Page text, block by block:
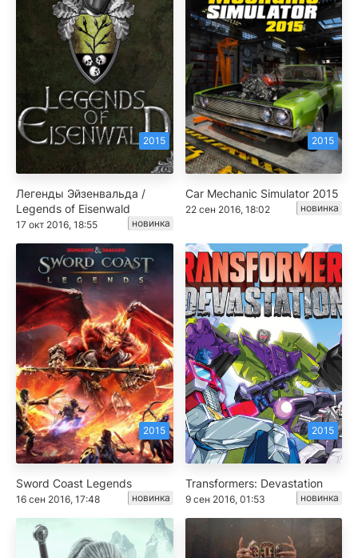
2015
Легенды Эйзенвальда /
Legends of Eisenwald
17 окт 2016, 18:55 новинка
2015
Car Mechanic Simulator 2015
22 сен 2016, 18:02 новинка
2015
Sword Coast Legends
16 сен 2016, 17:48 новинка
2015
Transformers: Devastation
9 сен 2016, 01:53 новинка